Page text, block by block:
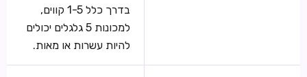
בדרך כלל 1-5 קווים,
למכונות 5 גלגלים יכולים
להיות עשרות או מאות.